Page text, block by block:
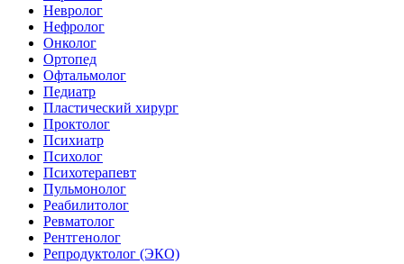
Невролог
Нефролог
Онколог
Ортопед
Офтальмолог
Педиатр
Пластический хирург
Проктолог
Психиатр
Психолог
Психотерапевт
Пульмонолог
Реабилитолог
Ревматолог
Рентгенолог
Репродуктолог (ЭКО)